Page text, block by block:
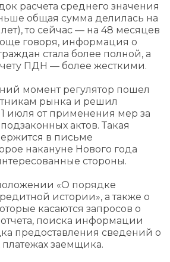
расчета среднего значения
общая сумма делилась на
то сейчас — на 48 месяцев
говоря, информация о
стала более полной, а
ПДН — более жесткими.
момент регулятор пошел
рынка и решил
июля от применения мер за
актов. Такая
в письме
накануне Нового года
стороны.
«О порядке
истории», а также о
касаются запросов о
поиска информации
предоставления сведений о
заемщика.